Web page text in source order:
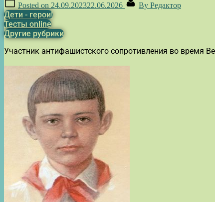
Posted on 24.09.202322.06.2026 By Редактор
Дети - герои!
Тесты online
Другие рубрики
Участник антифашистского сопротивления во время